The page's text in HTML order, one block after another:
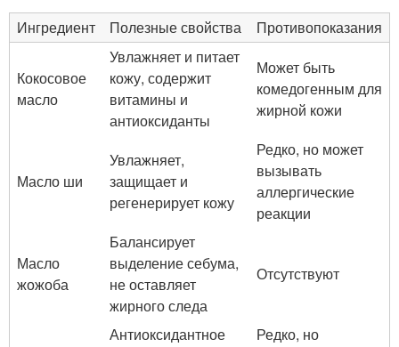
Ингредиент
Полезные свойства Противопоказания
Кокосовое
масло
Увлажняет и питает
кожу, содержит
витамины и
антиоксиданты
Может быть
комедогенным для
жирной кожи
Масло ши
Увлажняет,
защищает и
регенерирует кожу
Редко, но может
вызывать
аллергические
реакции
Масло
жожоба
Балансирует
выделение себума,
не оставляет
жирного следа
Отсутствуют
Антиоксидантное
Редко, но